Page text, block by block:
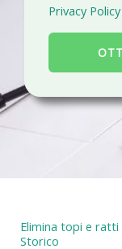
g
i
r
i
a
c
Privacy
Elimina topi e
Storico